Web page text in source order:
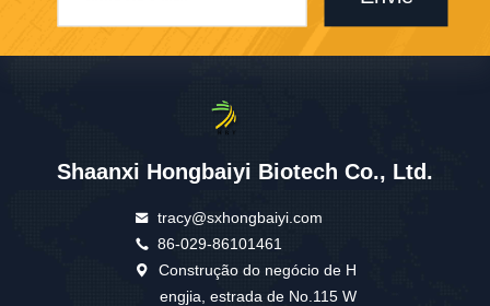
Shaanxi Hongbaiyi Biotech Co., Ltd.
tracy@sxhongbaiyi.com
86-029-86101461
Construção do negócio de H
engjia, estrada de No.115 W